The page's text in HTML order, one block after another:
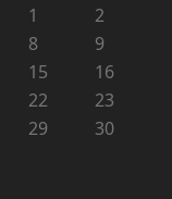
1
2
8
9
15
16
22
23
29
30